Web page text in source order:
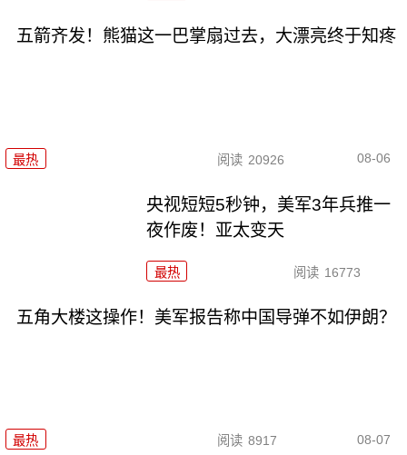
五箭齐发！熊猫这一巴掌扇过去，大漂亮终于知疼
最热 阅读 20926 08-06
央视短短5秒钟，美军3年兵推一
夜作废！亚太变天
最热 阅读 16773
五角大楼这操作！美军报告称中国导弹不如伊朗？
最热 阅读 8917 08-07